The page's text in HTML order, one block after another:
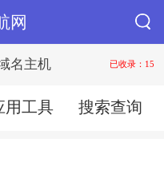
网
名主机 已收录：15
用工具 搜索查询